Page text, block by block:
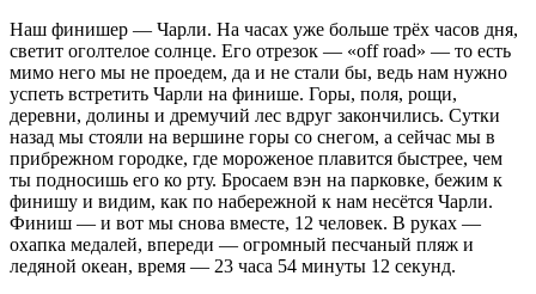
Наш финишер — Чарли. На часах уже больше трёх часов дня,
светит оголтелое солнце. Его отрезок — «off road» — то есть
мимо него мы не проедем, да и не стали бы, ведь нам нужно
успеть встретить Чарли на финише. Горы, поля, рощи,
деревни, долины и дремучий лес вдруг закончились. Сутки
назад мы стояли на вершине горы со снегом, а сейчас мы в
прибрежном городке, где мороженое плавится быстрее, чем
ты подносишь его ко рту. Бросаем вэн на парковке, бежим к
финишу и видим, как по набережной к нам несётся Чарли.
Финиш — и вот мы снова вместе, 12 человек. В руках —
охапка медалей, впереди — огромный песчаный пляж и
ледяной океан, время — 23 часа 54 минуты 12 секунд.